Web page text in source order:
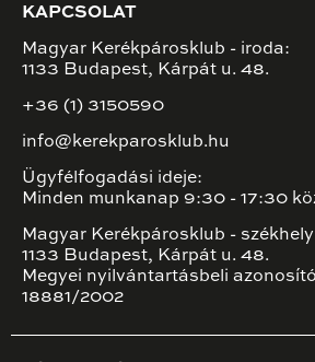
KAPCSOLAT
Magyar Kerékpárosklub - iroda:
1133 Budapest, Kárpát u. 48.
+36 (1) 3150590
info@kerekparosklub.hu
Ügyfélfogadási ideje:
Minden munkanap 9:30 - 17:30
Magyar Kerékpárosklub -
1133 Budapest, Kárpát u. 48.
Megyei nyilvántartásbeli
18881/2002